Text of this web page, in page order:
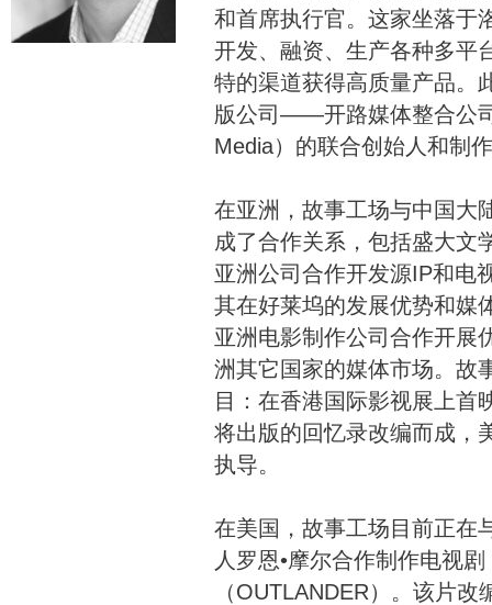
和首席执行官。这家坐落于
开发、融资、生产各种多平
特的渠道获得高质量产品。
版公司——开路媒体整合公
Media）的联合创始人和制
在亚洲，故事工场与中国大
成了合作关系，包括盛大文
亚洲公司合作开发源IP和电
其在好莱坞的发展优势和媒
亚洲电影制作公司合作开展
洲其它国家的媒体市场。故
目：在香港国际影视展上首
将出版的回忆录改编而成，
执导。
在美国，故事工场目前正在
人罗恩•摩尔合作制作电视
（OUTLANDER）。该片